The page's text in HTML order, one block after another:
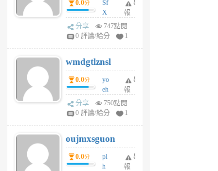
0.0分
Sf
X
Pe
Jc
R
P
m
v
A
V
個
月
前
舉
報
分享
747點閱
0 評論/給分
1
wmdgtlznsl
0.0分
yo
eh
ld
gy
個
月
前
舉
報
分享
750點閱
0 評論/給分
1
oujmxsguon
0.0分
pl
h
舉
報